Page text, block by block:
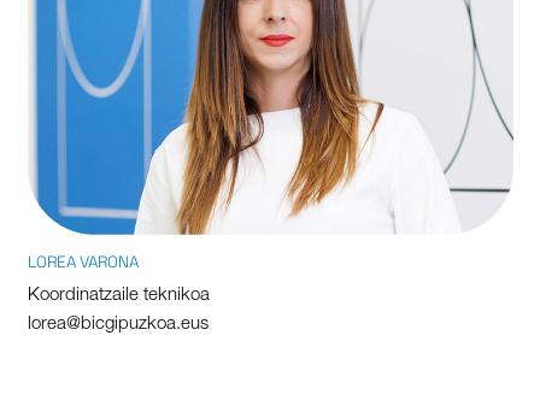
LOREA VARONA
Koordinatzaile teknikoa
lorea@bicgipuzkoa.eus